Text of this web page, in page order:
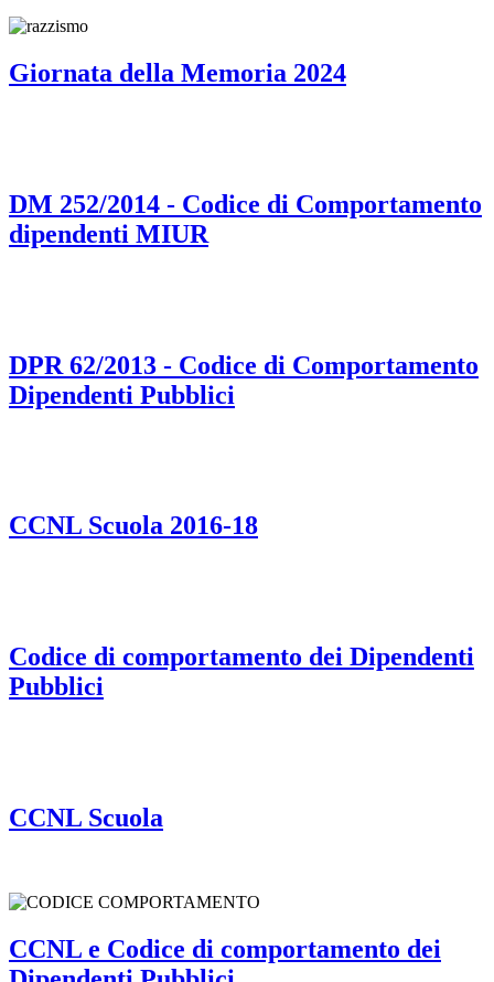
Giornata della Memoria 2024
DM 252/2014 - Codice di Comportamento
dipendenti MIUR
DPR 62/2013 - Codice di Comportamento
Dipendenti Pubblici
CCNL Scuola 2016-18
Codice di comportamento dei Dipendenti
Pubblici
CCNL Scuola
CCNL e Codice di comportamento dei